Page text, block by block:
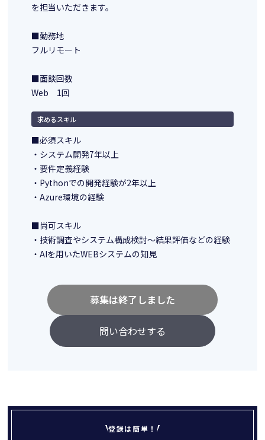
を担当いただきます。
■勤務地
フルリモート
■面談回数
Web 1回
求めるスキル
■必須スキル
・システム開発7年以上
・要件定義経験
・Pythonでの開発経験が2年以上
・Azure環境の経験
■尚可スキル
・技術調査やシステム構成検討～結果評価などの経験
・AIを用いたWEBシステムの知見
問い合わせする
募集は終了しました
登録は簡単！